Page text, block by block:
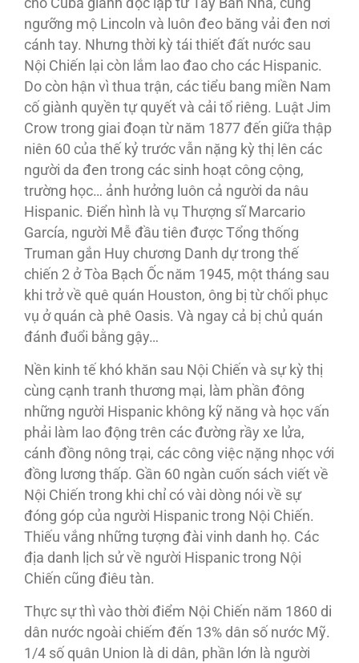
cho Cuba giành độc lập từ Tây Ban Nha, cũng
ngưỡng mộ Lincoln và luôn đeo băng vải đen nơi
cánh tay. Nhưng thời kỳ tái thiết đất nước sau
Nội Chiến lại còn lắm lao đao cho các Hispanic.
Do còn hận vì thua trận, các tiểu bang miền Nam
cố giành quyền tự quyết và cải tổ riêng. Luật Jim
Crow trong giai đoạn từ năm 1877 đến giữa thập
niên 60 của thế kỷ trước vẫn nặng kỳ thị lên các
người da đen trong các sinh hoạt công cộng,
trường học… ảnh hưởng luôn cả người da nâu
Hispanic. Ðiển hình là vụ Thượng sĩ Marcario
García, người Mễ đầu tiên được Tổng thống
Truman gắn Huy chương Danh dự trong thế
chiến 2 ở Tòa Bạch Ốc năm 1945, một tháng sau
khi trở về quê quán Houston, ông bị từ chối phục
vụ ở quán cà phê Oasis. Và ngay cả bị chủ quán
đánh đuổi bằng gậy…
Nền kinh tế khó khăn sau Nội Chiến và sự kỳ thị
cùng cạnh tranh thương mại, làm phần đông
những người Hispanic không kỹ năng và học vấn
phải làm lao động trên các đường rầy xe lửa,
cánh đồng nông trại, các công việc nặng nhọc với
đồng lương thấp. Gần 60 ngàn cuốn sách viết về
Nội Chiến trong khi chỉ có vài dòng nói về sự
đóng góp của người Hispanic trong Nội Chiến.
Thiếu vắng những tượng đài vinh danh họ. Các
địa danh lịch sử về người Hispanic trong Nội
Chiến cũng điêu tàn.
Thực sự thì vào thời điểm Nội Chiến năm 1860 di
dân nước ngoài chiếm đến 13% dân số nước Mỹ.
1/4 số quân Union là di dân, phần lớn là người